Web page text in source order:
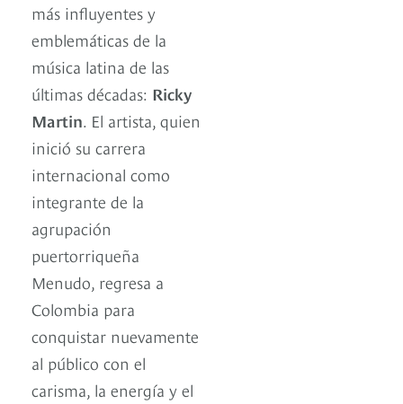
más influyentes y
emblemáticas de la
música latina de las
últimas décadas: Ricky
Martin. El artista, quien
inició su carrera
internacional como
integrante de la
agrupación
puertorriqueña
Menudo, regresa a
Colombia para
conquistar nuevamente
al público con el
carisma, la energía y el